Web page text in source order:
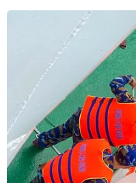
Một con bò mắc bệnh
Ngày 10/8, chính
khai tiêm vaccine
bệnh viêm da nổi
Vaccine có tên